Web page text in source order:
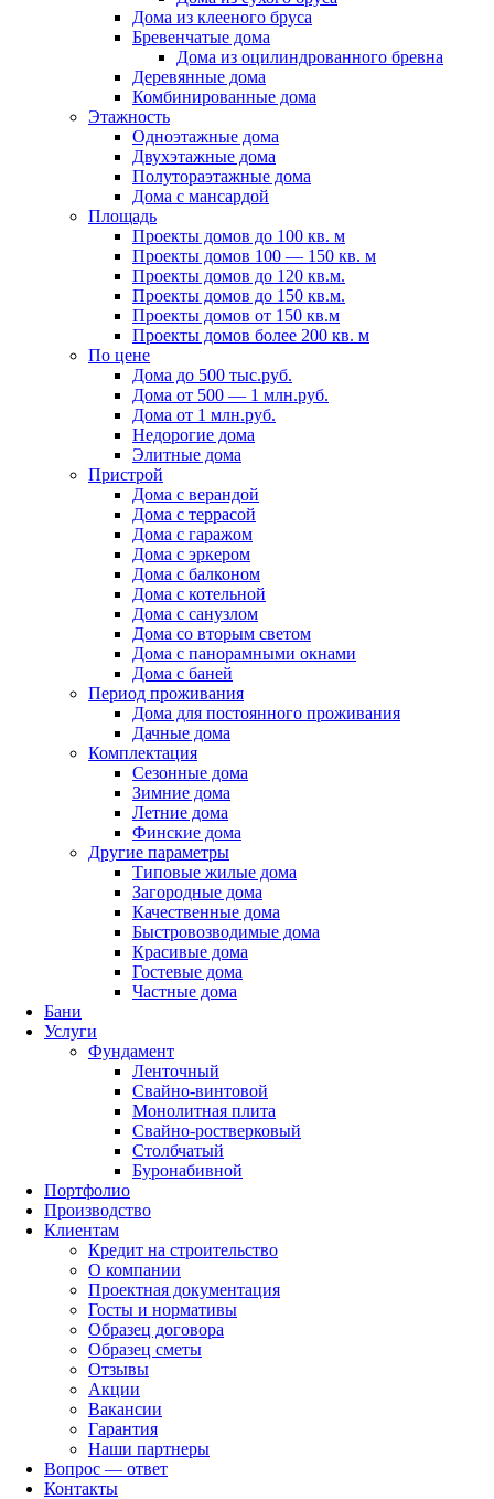
Дома из клееного бруса
Бревенчатые дома
Дома из оцилиндрованного бревна
Деревянные дома
Комбинированные дома
Этажность
Одноэтажные дома
Двухэтажные дома
Полутораэтажные дома
Дома с мансардой
Площадь
Проекты домов до 100 кв. м
Проекты домов 100 — 150 кв. м
Проекты домов до 120 кв.м.
Проекты домов до 150 кв.м.
Проекты домов от 150 кв.м
Проекты домов более 200 кв. м
По цене
Дома до 500 тыс.руб.
Дома от 500 — 1 млн.руб.
Дома от 1 млн.руб.
Недорогие дома
Элитные дома
Пристрой
Дома с верандой
Дома с террасой
Дома с гаражом
Дома с эркером
Дома с балконом
Дома с котельной
Дома с санузлом
Дома со вторым светом
Дома с панорамными окнами
Дома с баней
Период проживания
Дома для постоянного проживания
Дачные дома
Комплектация
Сезонные дома
Зимние дома
Летние дома
Финские дома
Другие параметры
Типовые жилые дома
Загородные дома
Качественные дома
Быстровозводимые дома
Красивые дома
Гостевые дома
Частные дома
Бани
Услуги
Фундамент
Ленточный
Свайно-винтовой
Монолитная плита
Свайно-ростверковый
Столбчатый
Буронабивной
Портфолио
Производство
Клиентам
Кредит на строительство
О компании
Проектная документация
Госты и нормативы
Образец договора
Образец сметы
Отзывы
Акции
Вакансии
Гарантия
Наши партнеры
Вопрос — ответ
Контакты